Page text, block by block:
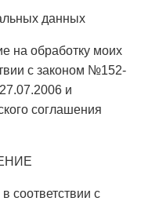
данных
на обработку моих
с законом №152-
и
соглашения
соответствии с